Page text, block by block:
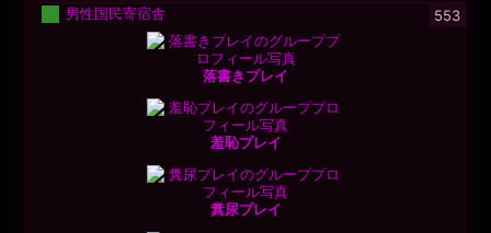
男性国民寄宿舎
553
落書きプレイ
羞恥プレイ
糞尿プレイ